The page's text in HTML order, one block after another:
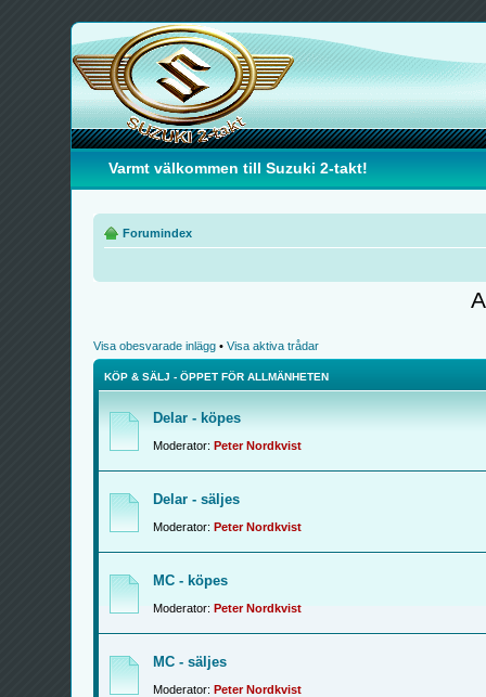
Varmt välkommen till Suzuki 2-takt!
Forumindex
Visa obesvarade inlägg • Visa aktiva trådar
KÖP & SÄLJ - ÖPPET FÖR ALLMÄNHETEN
Delar - köpes
Moderator: Peter Nordkvist
Delar - säljes
Moderator: Peter Nordkvist
MC - köpes
Moderator: Peter Nordkvist
MC - säljes
Moderator: Peter Nordkvist